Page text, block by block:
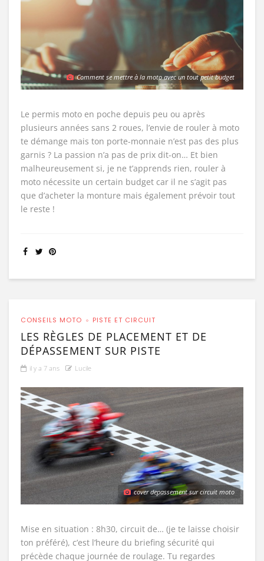
Comment se mettre à la moto avec un tout petit budget
Le permis moto en poche depuis peu ou après
plusieurs années sans 2 roues, l’envie de rouler à moto
te démange mais ton porte-monnaie n’est pas des plus
garnis ? La passion n’a pas de prix dit-on… Et bien
malheureusement si, je ne t’apprends rien, rouler à
moto nécessite un certain budget car il ne s’agit pas
que d’acheter la monture mais également prévoir tout
le reste !
CONSEILS MOTO PISTE ET CIRCUIT
LES RÈGLES DE PLACEMENT ET DE
DÉPASSEMENT SUR PISTE
il y a 7 ans Lucile
cover depassement sur circuit moto
Mise en situation : 8h30, circuit de… (je te laisse choisir
ton préféré), c’est l’heure du briefing sécurité qui
précède chaque journée de roulage. Tu regardes